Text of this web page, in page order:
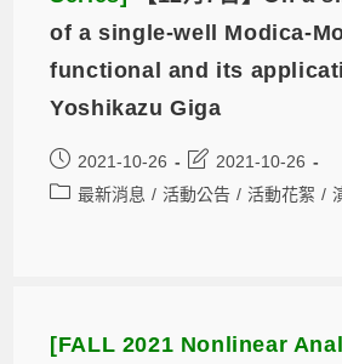
of a single-well Modica-
functional and its
Yoshikazu Giga
2021-10-26
2021-10-26
最新消息 / 活動公告 / 活動花絮 /
[FALL 2021 Nonlinear